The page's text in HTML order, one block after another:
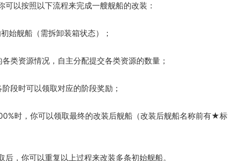
可以按照以下流程来完成一艘舰船的改装：
始舰船（需拆卸装箱状态）；
类资源情况，自主分配提交各类资源的数量；
段时可以领取对应的阶段奖励；
时，你可以领取最终的改装后舰船（改装后舰船名称前有★标
后，你可以重复以上过程来改装多条初始舰船。